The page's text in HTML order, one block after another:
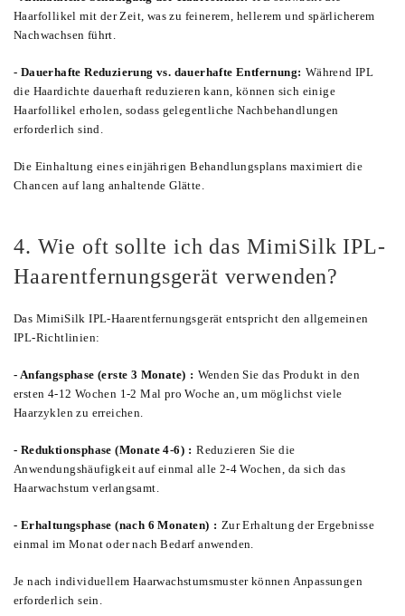
Haarfollikel mit der Zeit, was zu feinerem, hellerem und spärlicherem
Nachwachsen führt.
- Dauerhafte Reduzierung vs. dauerhafte Entfernung: Während IPL
die Haardichte dauerhaft reduzieren kann, können sich einige
Haarfollikel erholen, sodass gelegentliche Nachbehandlungen
erforderlich sind.
Die Einhaltung eines einjährigen Behandlungsplans maximiert die
Chancen auf lang anhaltende Glätte.
4. Wie oft sollte ich das MimiSilk IPL-
Haarentfernungsgerät verwenden?
Das MimiSilk IPL-Haarentfernungsgerät entspricht den allgemeinen
IPL-Richtlinien:
- Anfangsphase (erste 3 Monate) : Wenden Sie das Produkt in den
ersten 4-12 Wochen 1-2 Mal pro Woche an, um möglichst viele
Haarzyklen zu erreichen.
- Reduktionsphase (Monate 4-6) : Reduzieren Sie die
Anwendungshäufigkeit auf einmal alle 2-4 Wochen, da sich das
Haarwachstum verlangsamt.
- Erhaltungsphase (nach 6 Monaten) : Zur Erhaltung der Ergebnisse
einmal im Monat oder nach Bedarf anwenden.
Je nach individuellem Haarwachstumsmuster können Anpassungen
erforderlich sein.